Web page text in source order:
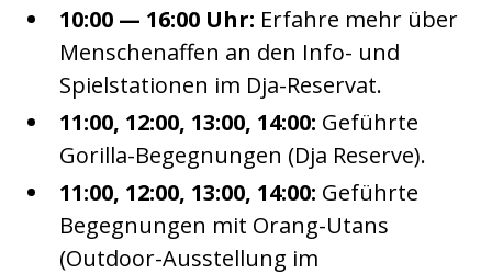
10:00 — 16:00 Uhr: Erfahre mehr über
Menschenaffen an den Info- und
Spielstationen im Dja-Reservat.
11:00, 12:00, 13:00, 14:00: Geführte
Gorilla-Begegnungen (Dja Reserve).
11:00, 12:00, 13:00, 14:00: Geführte
Begegnungen mit Orang-Utans
(Outdoor-Ausstellung im